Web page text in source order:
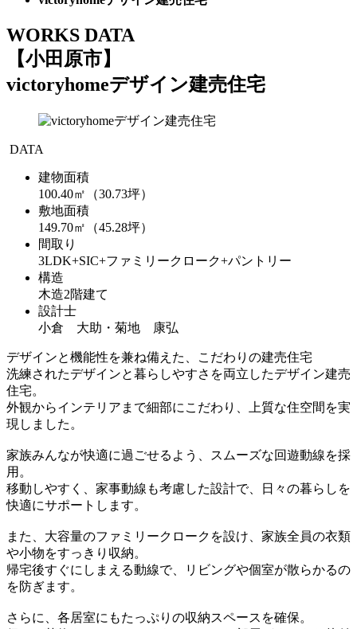
WORKS DATA
【小田原市】
victoryhomeデザイン建売住宅
DATA
建物面積
100.40㎡（30.73坪）
敷地面積
149.70㎡（45.28坪）
間取り
3LDK+SIC+ファミリークローク+パントリー
構造
木造2階建て
設計士
小倉 大助・菊地 康弘
デザインと機能性を兼ね備えた、こだわりの建売住宅
洗練されたデザインと暮らしやすさを両立したデザイン建売
住宅。
外観からインテリアまで細部にこだわり、上質な住空間を実
現しました。
家族みんなが快適に過ごせるよう、スムーズな回遊動線を採
用。
移動しやすく、家事動線も考慮した設計で、日々の暮らしを
快適にサポートします。
また、大容量のファミリークロークを設け、家族全員の衣類
や小物をすっきり収納。
帰宅後すぐにしまえる動線で、リビングや個室が散らかるの
を防ぎます。
さらに、各居室にもたっぷりの収納スペースを確保。